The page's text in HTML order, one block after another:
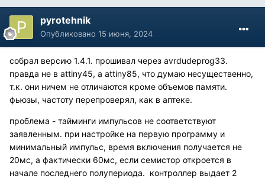
pyrotehnik
Опубликовано 15 июня, 2024
собрал версию 1.4.1. прошивал через avrdudeprog33.
правда не в attiny45, a attiny85, что думаю несущественно,
т.к. они ничем не отличаются кроме объемов памяти.
фьюзы, частоту перепроверял, как в аптеке.
проблема - тайминги импульсов не соответствуют
заявленным. при настройке на первую программу и
минимальный импульс, время включения получается не
20мс, а фактически 60мс, если семистор откроется в
начале последнего полупериода. контроллер выдает 2